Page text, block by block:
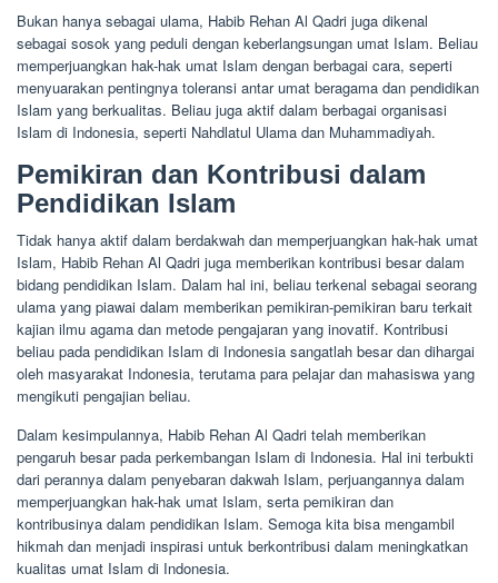
Bukan hanya sebagai ulama, Habib Rehan Al Qadri juga dikenal
sebagai sosok yang peduli dengan keberlangsungan umat Islam. Beliau
memperjuangkan hak-hak umat Islam dengan berbagai cara, seperti
menyuarakan pentingnya toleransi antar umat beragama dan pendidikan
Islam yang berkualitas. Beliau juga aktif dalam berbagai organisasi
Islam di Indonesia, seperti Nahdlatul Ulama dan Muhammadiyah.
Pemikiran dan Kontribusi dalam
Pendidikan Islam
Tidak hanya aktif dalam berdakwah dan memperjuangkan hak-hak umat
Islam, Habib Rehan Al Qadri juga memberikan kontribusi besar dalam
bidang pendidikan Islam. Dalam hal ini, beliau terkenal sebagai seorang
ulama yang piawai dalam memberikan pemikiran-pemikiran baru terkait
kajian ilmu agama dan metode pengajaran yang inovatif. Kontribusi
beliau pada pendidikan Islam di Indonesia sangatlah besar dan dihargai
oleh masyarakat Indonesia, terutama para pelajar dan mahasiswa yang
mengikuti pengajian beliau.
Dalam kesimpulannya, Habib Rehan Al Qadri telah memberikan
pengaruh besar pada perkembangan Islam di Indonesia. Hal ini terbukti
dari perannya dalam penyebaran dakwah Islam, perjuangannya dalam
memperjuangkan hak-hak umat Islam, serta pemikiran dan
kontribusinya dalam pendidikan Islam. Semoga kita bisa mengambil
hikmah dan menjadi inspirasi untuk berkontribusi dalam meningkatkan
kualitas umat Islam di Indonesia.